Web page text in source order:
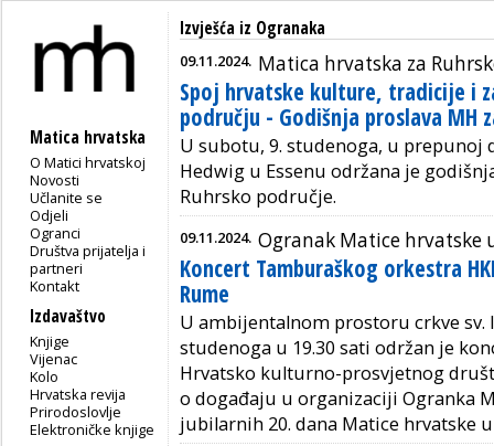
Matica hrvatska
O Matici hrvatskoj
Novosti
Učlanite se
Odjeli
Ogranci
Društva prijatelja i
partneri
Kontakt
Izdavaštvo
Knjige
Vijenac
Kolo
Hrvatska revija
Prirodoslovlje
Elektroničke knjige
Izvješća iz Ogranaka
09.11.2024. Matica hrvatska za
Spoj hrvatske kulture, tradicije i
području - Godišnja proslava MH
U subotu, 9. studenoga, u prepunoj
Hedwig u Essenu održana je
Ruhrsko područje.
09.11.2024. Ogranak Matice hrvatske
Koncert Tamburaškog orkestra
Rume
U ambijentalnom prostoru crkve sv.
studenoga u 19.30 sati održan je
Hrvatsko kulturno-prosvjetnog
o događaju u organizaciji Ogranka
jubilarnih 20. dana Matice hrvatske